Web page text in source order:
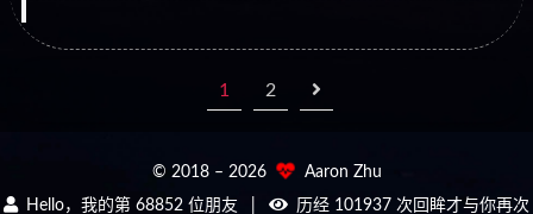
1 2
© 2018 – 2026
Aaron Zhu
Hello，我的第 68852 位朋友 历经 101937 次回眸才与你再次